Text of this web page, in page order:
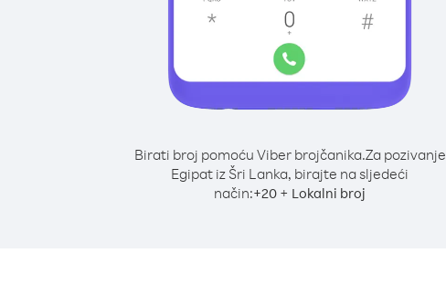
Birati broj pomoću Viber brojčanika.Za pozivanje
Egipat iz Šri Lanka, birajte na sljedeći
način:+20 + Lokalni broj